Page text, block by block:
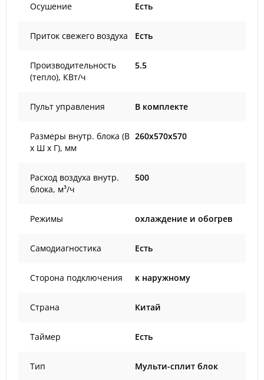
Осушение Есть
Приток свежего воздуха Есть
Производительность
(тепло), КВт/ч
5.5
Пульт управления В комплекте
Размеры внутр. блока (В
х Ш х Г), мм
260x570x570
Расход воздуха внутр.
блока, м³/ч
500
Режимы охлаждение и обогрев
Самодиагностика Есть
Сторона подключения к наружному
Страна Китай
Таймер Есть
Тип Мульти-сплит блок